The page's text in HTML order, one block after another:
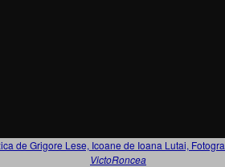
de Grigore Lese, Icoane de Ioana Lutai,
VictoRoncea